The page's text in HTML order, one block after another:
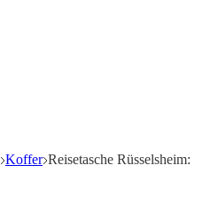
Koffer Reisetasche Rüsselsheim: